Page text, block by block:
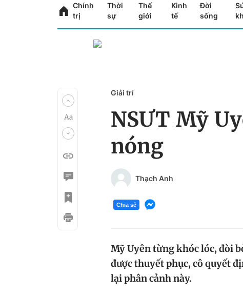
Chính
trị
Thời
sự
Thế
giới
Kinh
tế
Đời
sống
Giải trí
NSƯT Mỹ
nóng
Thạch Anh
Chia sẻ
Mỹ Uyên từng khóc lóc, đòi
được thuyết phục, cô quyết
lại phân cảnh này.